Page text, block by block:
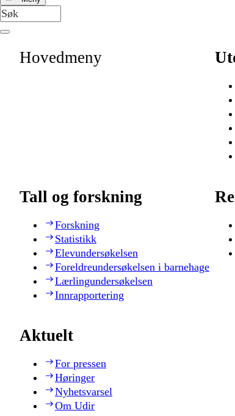
Hovedmeny
Tall og forskning
Forskning
Statistikk
Elevundersøkelsen
Foreldreundersøkelsen i barnehage
Lærlingundersøkelsen
Innrapportering
Aktuelt
For pressen
Høringer
Nyhetsvarsel
Om Udir